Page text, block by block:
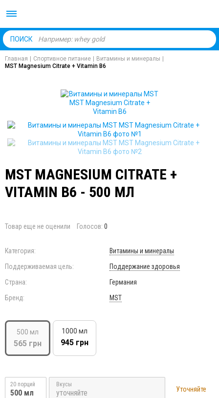
ПОИСК
Главная Спортивное питание Витамины и минералы
MST Magnesium Citrate + Vitamin B6
MST MAGNESIUM CITRATE +
VITAMIN B6 - 500 МЛ
Товар еще не оценили Голосов: 0
Категория:
Витамины и минералы
Поддерживаемая цель:
Поддержание здоровья
Страна:
Германия
Бренд:
MST
500 мл
565 грн
1000 мл
945 грн
20 порций
500 мл
Вкусы
уточняйте Уточняйте